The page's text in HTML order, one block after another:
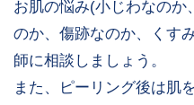
お肌の悩み(小じわなのか
のか、傷跡なのか、くす
師に相談しましょう。
また、ピーリング後は肌